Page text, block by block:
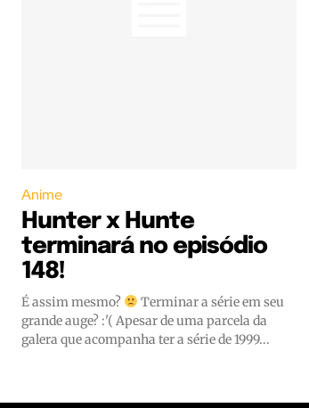
Anime
Hunter x Hunte
terminará no episódio
148!
É assim mesmo?
Terminar a série em seu
grande auge? :'( Apesar de uma parcela da
galera que acompanha ter a série de 1999...